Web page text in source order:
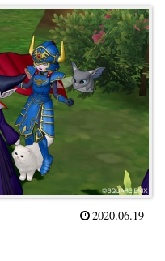
2020.06.19